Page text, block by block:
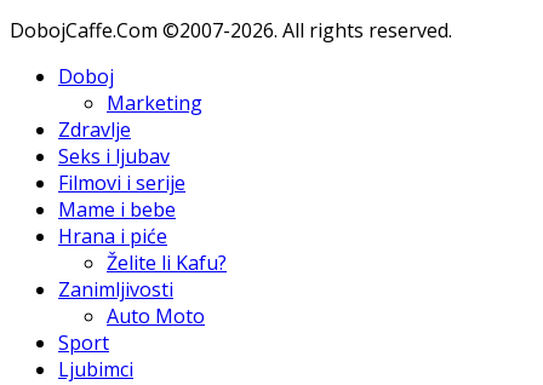
DobojCaffe.Com ©2007-2026. All rights reserved.
Doboj
Marketing
Zdravlje
Seks i ljubav
Filmovi i serije
Mame i bebe
Hrana i piće
Želite li Kafu?
Zanimljivosti
Auto Moto
Sport
Ljubimci